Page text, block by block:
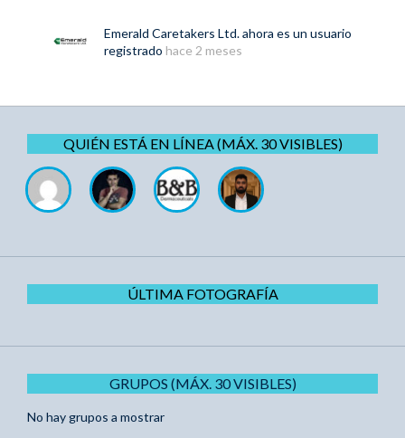
Emerald Caretakers Ltd.ahora es un usuario
registrado hace 2 meses
QUIÉN ESTÁ EN LÍNEA (MÁX. 30 VISIBLES)
ÚLTIMA FOTOGRAFÍA
GRUPOS (MÁX. 30 VISIBLES)
No hay grupos a mostrar